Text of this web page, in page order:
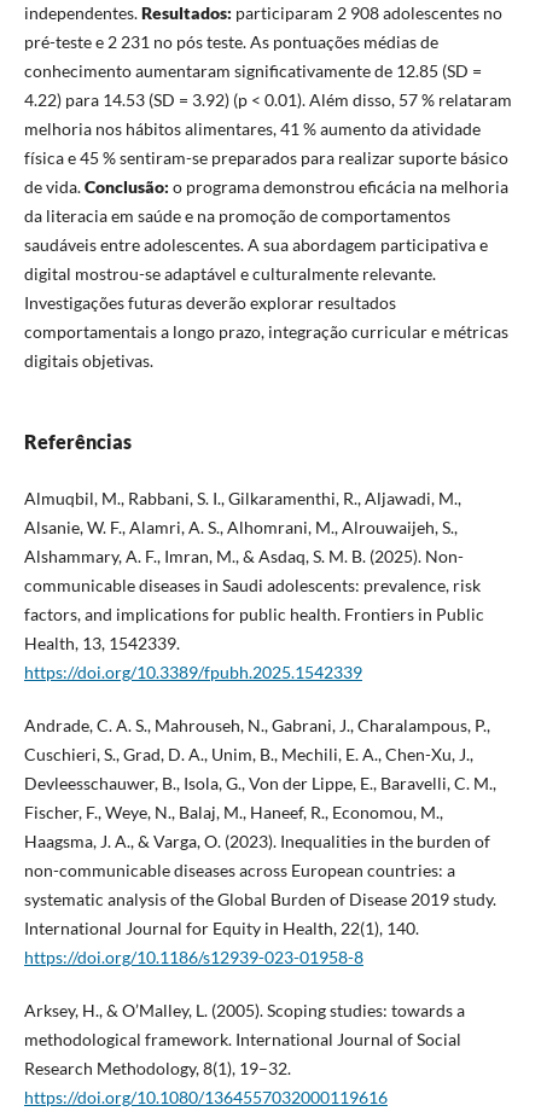
independentes.Resultados: participaram 2 908 adolescentes no
pré-teste e 2 231 no pós teste. As pontuações médias de
conhecimento aumentaram significativamente de 12.85 (SD =
4.22) para 14.53 (SD = 3.92) (p < 0.01). Além disso, 57 % relataram
melhoria nos hábitos alimentares, 41 % aumento da atividade
física e 45 % sentiram-se preparados para realizar suporte básico
de vida.Conclusão: o programa demonstrou eficácia na melhoria
da literacia em saúde e na promoção de comportamentos
saudáveis entre adolescentes. A sua abordagem participativa e
digital mostrou-se adaptável e culturalmente relevante.
Investigações futuras deverão explorar resultados
comportamentais a longo prazo, integração curricular e métricas
digitais objetivas.
Referências
Almuqbil, M., Rabbani, S. I., Gilkaramenthi, R., Aljawadi, M.,
Alsanie, W. F., Alamri, A. S., Alhomrani, M., Alrouwaijeh, S.,
Alshammary, A. F., Imran, M., & Asdaq, S. M. B. (2025). Non-
communicable diseases in Saudi adolescents: prevalence, risk
factors, and implications for public health. Frontiers in Public
Health, 13, 1542339.
https://doi.org/10.3389/fpubh.2025.1542339
Andrade, C. A. S., Mahrouseh, N., Gabrani, J., Charalampous, P.,
Cuschieri, S., Grad, D. A., Unim, B., Mechili, E. A., Chen-Xu, J.,
Devleesschauwer, B., Isola, G., Von der Lippe, E., Baravelli, C. M.,
Fischer, F., Weye, N., Balaj, M., Haneef, R., Economou, M.,
Haagsma, J. A., & Varga, O. (2023). Inequalities in the burden of
non-communicable diseases across European countries: a
systematic analysis of the Global Burden of Disease 2019 study.
International Journal for Equity in Health, 22(1), 140.
https://doi.org/10.1186/s12939-023-01958-8
Arksey, H., & O’Malley, L. (2005). Scoping studies: towards a
methodological framework. International Journal of Social
Research Methodology, 8(1), 19–32.
https://doi.org/10.1080/1364557032000119616